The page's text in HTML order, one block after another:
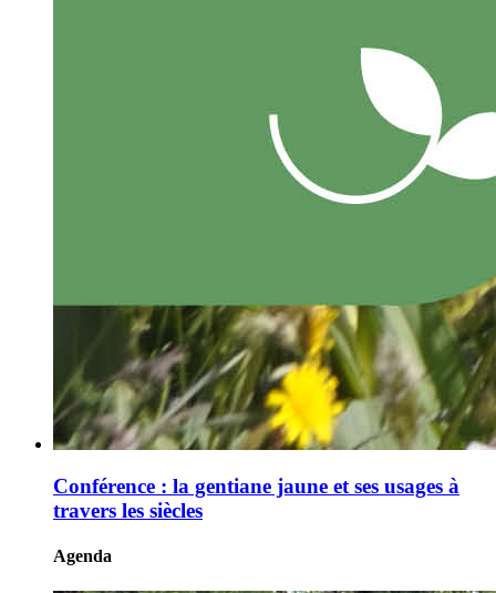
Conférence : la gentiane jaune et ses usages à
travers les siècles
Agenda